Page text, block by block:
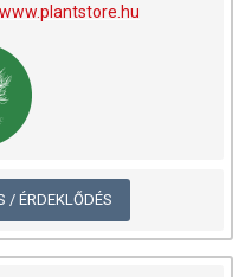
www.plantstore.hu
/ ÉRDEKLŐDÉS